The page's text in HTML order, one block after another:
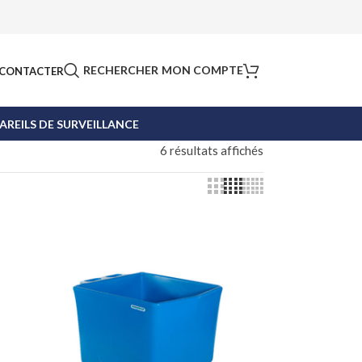
RECHERCHER MON COMPTE
DE SURVEILLANCE
6 résultats affichés